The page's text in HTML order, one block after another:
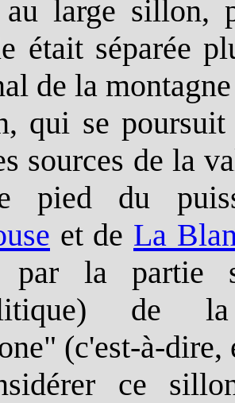
au large sillon,
était séparée
de la
qui se
sources de la
pied du
et de La
par la partie
de la
(c'est-à-
ce